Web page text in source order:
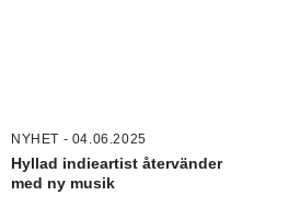
NYHET - 04.06.2025
Hyllad indieartist återvänder
med ny musik